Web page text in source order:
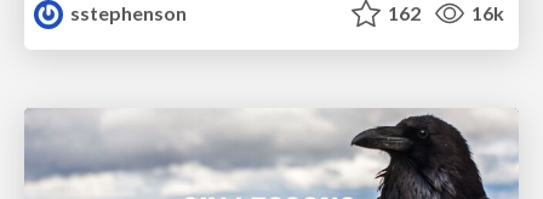
sstephenson
162 16k